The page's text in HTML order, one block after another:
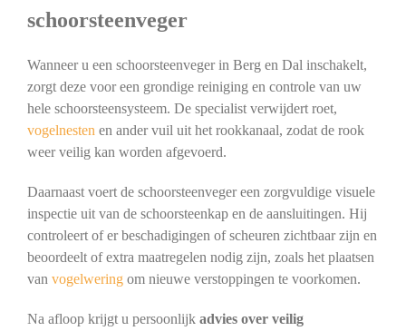
schoorsteenveger
Wanneer u een schoorsteenveger in Berg en Dal inschakelt,
zorgt deze voor een grondige reiniging en controle van uw
hele schoorsteensysteem. De specialist verwijdert roet,
vogelnesten en ander vuil uit het rookkanaal, zodat de rook
weer veilig kan worden afgevoerd.
Daarnaast voert de schoorsteenveger een zorgvuldige visuele
inspectie uit van de schoorsteenkap en de aansluitingen. Hij
controleert of er beschadigingen of scheuren zichtbaar zijn en
beoordeelt of extra maatregelen nodig zijn, zoals het plaatsen
van vogelweringom nieuwe verstoppingen te voorkomen.
Na afloop krijgt u persoonlijk advies over veilig